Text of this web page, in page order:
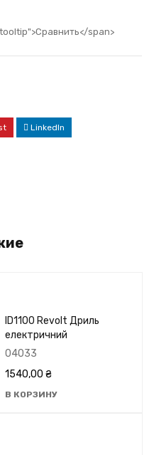
span>
LinkedIn
ID1100 Revolt Дриль
електричний
04033
1540,00 ₴
В КОРЗИНУ